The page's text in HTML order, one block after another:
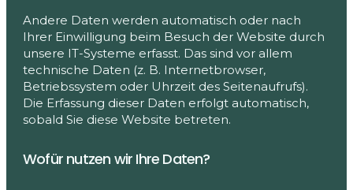
Andere Daten werden automatisch oder nach
Ihrer Einwilligung beim Besuch der Website durch
unsere IT-Systeme erfasst. Das sind vor allem
technische Daten (z. B. Internetbrowser,
Betriebssystem oder Uhrzeit des Seitenaufrufs).
Die Erfassung dieser Daten erfolgt automatisch,
sobald Sie diese Website betreten.
Wofür nutzen wir Ihre Daten?